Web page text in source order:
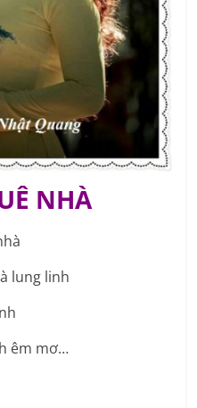
NHÀ
lung linh
êm mơ…